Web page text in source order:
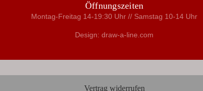
Öffnungszeiten
Montag-Freitag 14-19:30 Uhr // Samstag 10-14 Uhr
Design: draw-a-line.com
Vertrag widerrufen